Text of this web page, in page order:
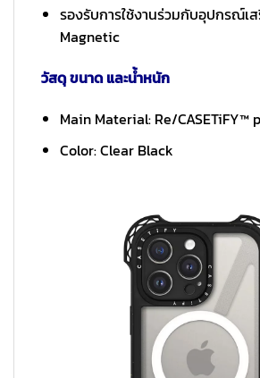
รองรับการใช้งานร่วมกับอุปกรณ์เ
Magnetic
วัสดุ ขนาด และน้ำหนัก
Main Material: Re/CASETiFY™
Color: Clear Black